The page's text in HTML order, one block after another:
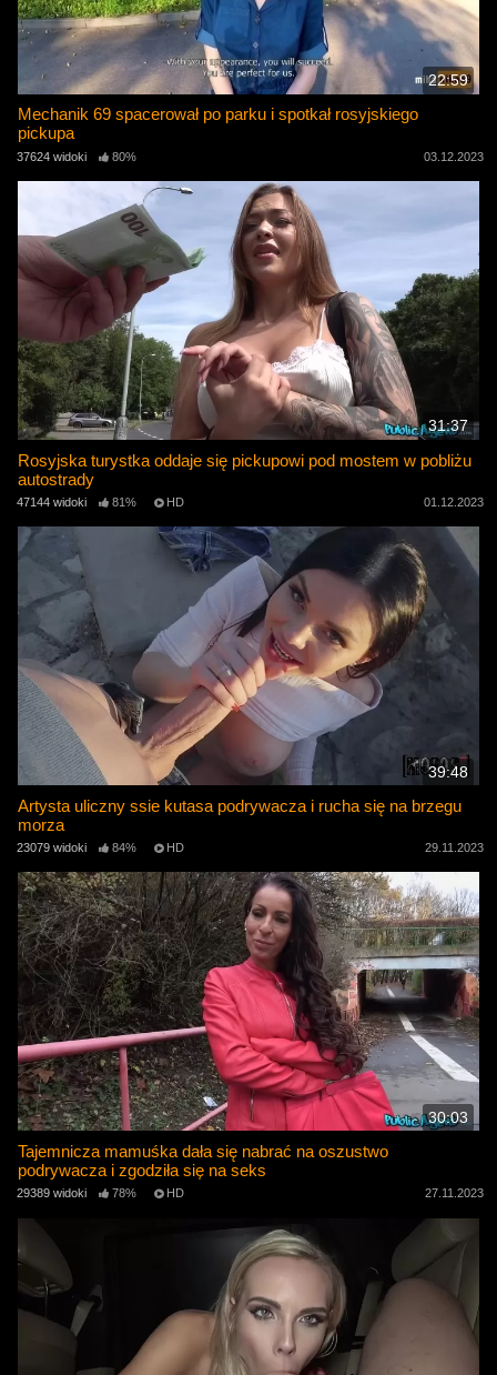
22:59
Mechanik 69 spacerował po parku i spotkał rosyjskiego
pickupa
37624 widoki 80% 03.12.2023
31:37
Rosyjska turystka oddaje się pickupowi pod mostem w pobliżu
autostrady
47144 widoki 81% HD 01.12.2023
39:48
Artysta uliczny ssie kutasa podrywacza i rucha się na brzegu
morza
23079 widoki 84% HD 29.11.2023
30:03
Tajemnicza mamuśka dała się nabrać na oszustwo
podrywacza i zgodziła się na seks
29389 widoki 78% HD 27.11.2023